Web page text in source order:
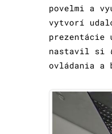
povelmi a
vytvorí
prezentácie
nastavil si
ovládania a